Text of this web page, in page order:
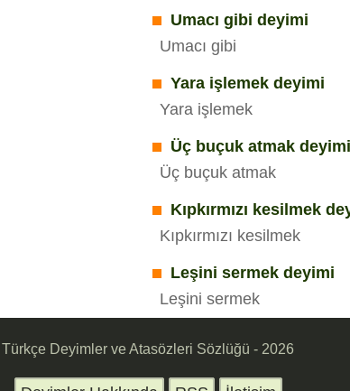
Umacı gibi deyimi
Umacı gibi
Yara işlemek deyimi
Yara işlemek
Üç buçuk atmak deyimi
Üç buçuk atmak
Kıpkırmızı kesilmek
Kıpkırmızı kesilmek
Leşini sermek deyimi
Leşini sermek
Türkçe Deyimler ve Atasözleri Sözlüğü - 2026